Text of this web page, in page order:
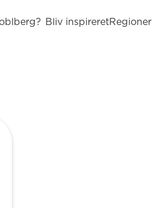
Bliv inspireretRegioner